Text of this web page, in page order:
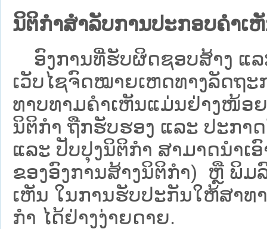
ນິຕິກຳສຳລັບການປະກອບຄຳເ
ອົງການທີ່ຮັບຜິດຊອບສ້າງ ແລ
ເວັບ​ໄຊຈົດໝາຍເຫດທາງລັດຖະ
ທາບທາມຄໍາເຫັນແມ່ນຢ່າງໜ້ອ
ນິຕິກໍາ ຖືກຮັບຮອງ ແລະ ປະກາ
ແລະ ປັບປຸງນິຕິກໍາ ສາມາດນຳເ
ຂອງອົງການສ້າງນິຕິກຳ) ຫຼື ພິມ
ເຫັນ ໃນການຮັບປະກັນໃຫ້ສາທ
ກຳ ໄດ້ຢ່າງງ່າຍດາຍ.